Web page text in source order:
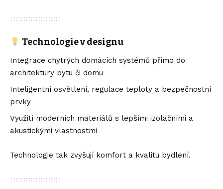
Technologie v designu
Integrace chytrých domácích systémů přímo do
architektury bytu či domu
Inteligentní osvětlení, regulace teploty a bezpečnostní
prvky
Využití moderních materiálů s lepšími izolačními a
akustickými vlastnostmi
Technologie tak zvyšují komfort a kvalitu bydlení.